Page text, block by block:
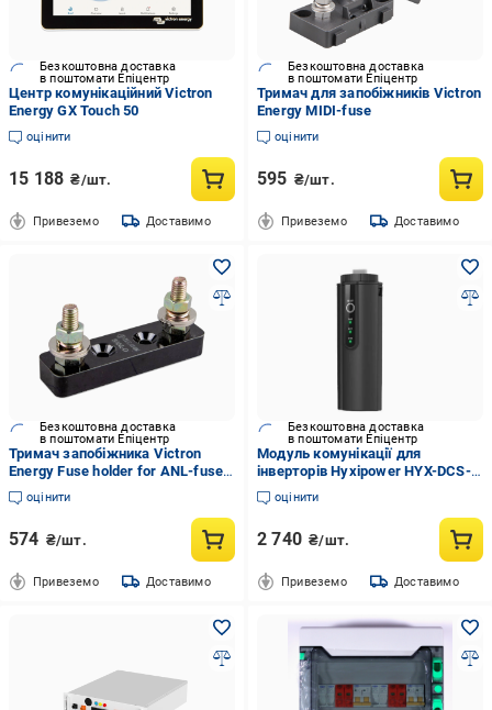
Безкоштовна доставка
в поштомати Епіцентр
Центр комунікаційний Victron
Energy GX Touch 50
оцінити
15 188 ₴/шт.
Привеземо Доставимо
Безкоштовна доставка
в поштомати Епіцентр
Тримач для запобіжників Victron
Energy MIDI-fuse
оцінити
595 ₴/шт.
Привеземо Доставимо
Безкоштовна доставка
в поштомати Епіцентр
Тримач запобіжника Victron
Energy Fuse holder for ANL-fuse
500A
оцінити
574 ₴/шт.
Привеземо Доставимо
Безкоштовна доставка
в поштомати Епіцентр
Модуль комунікації для
інверторів Hyxipower HYX-DCS-
4G DCS 4G Dongle
оцінити
2 740 ₴/шт.
Привеземо Доставимо